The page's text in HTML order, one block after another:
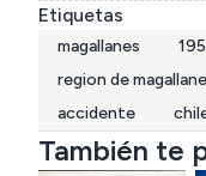
Etiquetas
magallanes
region de
accidente
También te